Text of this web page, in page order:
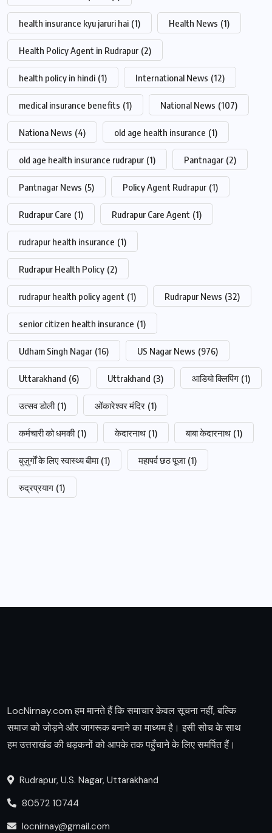
health insurance kyu jaruri hai (1) Health News (1)
Health Policy Agent in Rudrapur (2)
health policy in hindi (1) International News (12)
medical insurance benefits (1) National News (107)
Nationa News (4) old age health insurance (1)
old age health insurance rudrapur (1) Pantnagar (2)
Pantnagar News (5) Policy Agent Rudrapur (1)
Rudrapur Care (1) Rudrapur Care Agent (1)
rudrapur health insurance (1)
Rudrapur Health Policy (2)
rudrapur health policy agent (1) Rudrapur News (32)
senior citizen health insurance (1)
Udham Singh Nagar (16) US Nagar News (976)
Uttarakhand (6) Uttrakhand (3) आडियो क्लिपिंग (1)
उत्सव डोली (1) ओंकारेश्वर मंदिर (1)
कर्मचारी को धमकी (1) केदारनाथ (1) बाबा केदारनाथ (1)
बुज़ुर्गों के लिए स्वास्थ्य बीमा (1) महापर्व छठ पूजा (1)
रुद्रप्रयाग (1)
LocNirnay.com हम मानते हैं कि समाचार केवल सूचना नहीं, बल्कि
समाज को जोड़ने और जागरूक बनाने का माध्यम है। इसी सोच के साथ
हम उत्तराखंड की धड़कनों को आपके तक पहुँचाने के लिए समर्पित हैं।
Rudrapur, U.S. Nagar, Uttarakhand
80572 10744
locnirnay@gmail.com